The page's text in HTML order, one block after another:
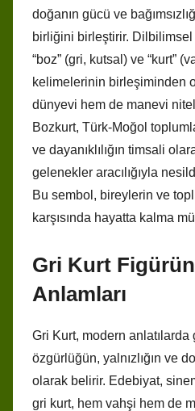
doğanın gücü ve
birliğini birleştirir. Dilbilimsel
“boz” (gri, kutsal) ve “kurt”
kelimelerinin birleşiminden
dünyevi hem de manevi
Bozkurt, Türk-Moğol
ve dayanıklılığın timsali
gelenekler aracılığıyla
Bu sembol, bireylerin ve
karşısında hayatta kalma
Gri Kurt
Anlamları
Gri Kurt, modern
özgürlüğün, yalnızlığın ve
olarak belirir. Edebiyat,
gri kurt, hem vahşi hem de